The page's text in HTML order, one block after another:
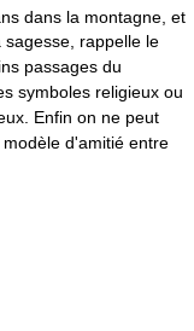
dans la montagne, et
rappelle le
passages du
symboles religieux ou
Enfin on ne peut
d'amitié entre